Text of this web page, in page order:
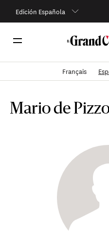
Edición Española
Français
Mario de